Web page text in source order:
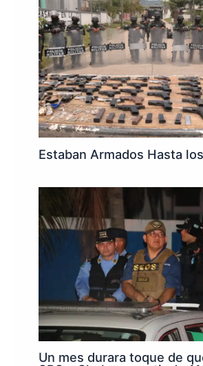
Estaban Armados Hasta
Un mes durara toque de